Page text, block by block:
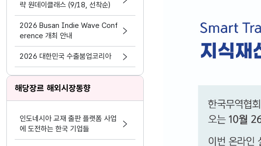
략 원데이클래스 (9/18, 선착순)
2026 Busan Indie Wave Conf
erence 개최 안내
2026 대한민국 수출붐업코리아
해당장르 해외시장동향
인도네시아 교재 출판 플랫폼 사업
에 도전하는 한국 기업들